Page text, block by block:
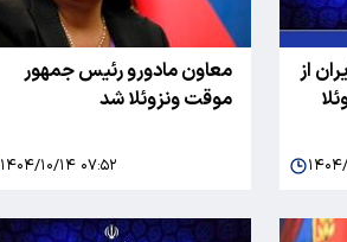
از
معاون مادورو رئیس جمهور
موقت ونزوئلا شد
۱۴۰۴/۱۰/۱۴ ۰۷:۵۲